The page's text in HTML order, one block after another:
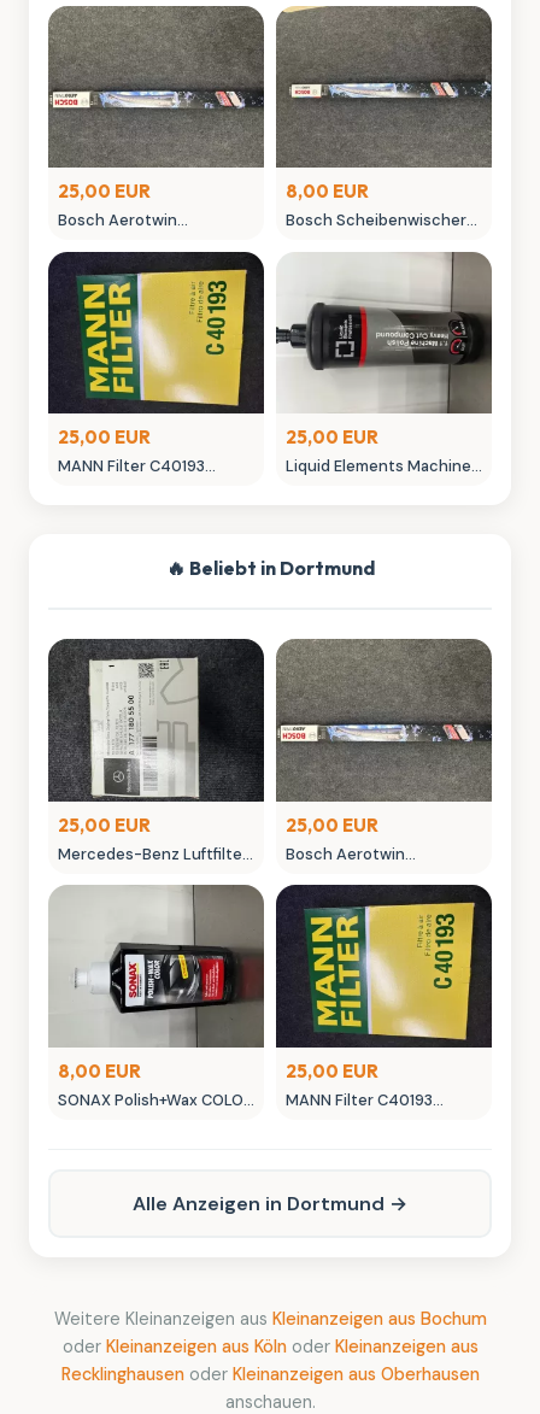
25,00 EUR
Bosch Aerotwin
neuwertig in OVP
8,00 EUR
Bosch Scheibenwischer
gebraucht
25,00 EUR
MANN Filter C40193
25,00 EUR
Liquid Elements Machine
🔥 Beliebt in Dortmund
25,00 EUR
Mercedes-Benz Luftfilter
Ersatzteil
25,00 EUR
Bosch Aerotwin
neuwertig in OVP
8,00 EUR
SONAX Polish+Wax COLOR
25,00 EUR
MANN Filter C40193
Alle Anzeigen in Dortmund →
Weitere Kleinanzeigen aus Kleinanzeigen aus Bochum
oder Kleinanzeigen aus Kölnoder Kleinanzeigen aus
Recklinghausenoder Kleinanzeigen aus Oberhausen
anschauen.